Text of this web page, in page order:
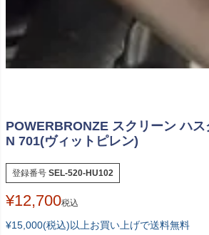
POWERBRONZE スクリーン ハ
N 701(ヴィットピレン)
登録番号 SEL-520-HU102
¥12,700税込
¥15,000(税込)以上お買い上げで送料無料